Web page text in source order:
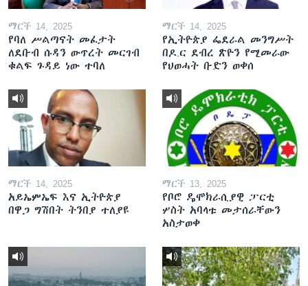
ማርች 14, 2025
የባለ ሥልጣናት መፈታት
ለደቡብ ሱዳን ውጥረት መርገብ
ቁልፍ ጉዳይ ነው ተባለ
ማርች 14, 2025
የኢትዮጵያ ፌደራል መንግሥት
በዶ.ር ደብረ ጽዮን የሚመራው
የህወሓት ቡድን ወቀሰ
ማርች 14, 2025
አይኤምኤፍ እና ኢትዮጵያ
በዋጋ ግሽበት ትንበያ ተለያዩ
ማርች 13, 2025
የቦሮ ዴሞክራሲያዊ ፓርቲ
ሦስት አባላቱ መታሰራቸውን
አስታወቀ